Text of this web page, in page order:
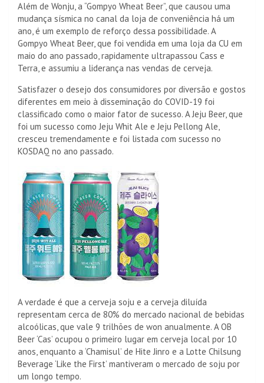
Além de Wonju, a “Gompyo Wheat Beer”, que causou uma
mudança sísmica no canal da loja de conveniência há um
ano, é um exemplo de reforço dessa possibilidade. A
Gompyo Wheat Beer, que foi vendida em uma loja da CU em
maio do ano passado, rapidamente ultrapassou Cass e
Terra, e assumiu a liderança nas vendas de cerveja.
Satisfazer o desejo dos consumidores por diversão e gostos
diferentes em meio à disseminação do COVID-19 foi
classificado como o maior fator de sucesso. A Jeju Beer, que
foi um sucesso como Jeju Whit Ale e Jeju Pellong Ale,
cresceu tremendamente e foi listada com sucesso no
KOSDAQ no ano passado.
A verdade é que a cerveja soju e a cerveja diluída
representam cerca de 80% do mercado nacional de bebidas
alcoólicas, que vale 9 trilhões de won anualmente. A OB
Beer ‘Cas’ ocupou o primeiro lugar em cerveja local por 10
anos, enquanto a ‘Chamisul’ de Hite Jinro e a Lotte Chilsung
Beverage ‘Like the First’ mantiveram o mercado de soju por
um longo tempo.